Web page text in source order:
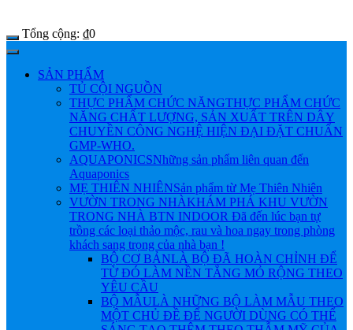
Tổng cộng: ₫0
SẢN PHẨM
TỦ CỘI NGUỒN
THỰC PHẨM CHỨC NĂNGTHỰC PHẨM CHỨC
NĂNG CHẤT LƯỢNG, SẢN XUẤT TRÊN DÂY
CHUYỀN CÔNG NGHỆ HIỆN ĐẠI ĐẶT CHUẨN
GMP-WHO.
AQUAPONICSNhững sản phẩm liên quan đến
Aquaponics
MẸ THIÊN NHIÊNSản phẩm từ Mẹ Thiên Nhiên
VƯỜN TRONG NHÀKHÁM PHÁ KHU VƯỜN
TRONG NHÀ BTN INDOOR Đã đến lúc bạn tự
trồng các loại thảo mộc, rau và hoa ngay trong phòng
khách sang trọng của nhà bạn !
BỘ CƠ BẢNLÀ BỘ ĐÃ HOÀN CHỈNH ĐỂ
TỪ ĐÓ LÀM NỀN TẲNG MỎ RỘNG THEO
YÊU CẦU
BỘ MẪULÀ NHỮNG BỘ LÀM MẪU THEO
MỘT CHỦ ĐỀ ĐỂ NGƯỜI DÙNG CÓ THỂ